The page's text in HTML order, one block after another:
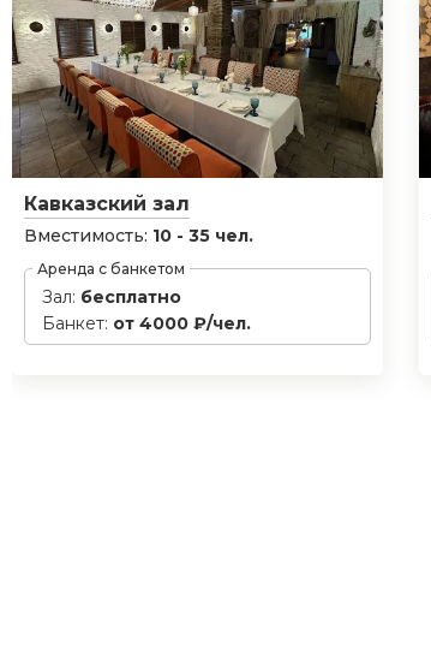
Кавказский зал
Вместимость: 10 - 35 чел.
Аренда с банкетом
Зал: бесплатно
Банкет: от 4000 ₽/чел.